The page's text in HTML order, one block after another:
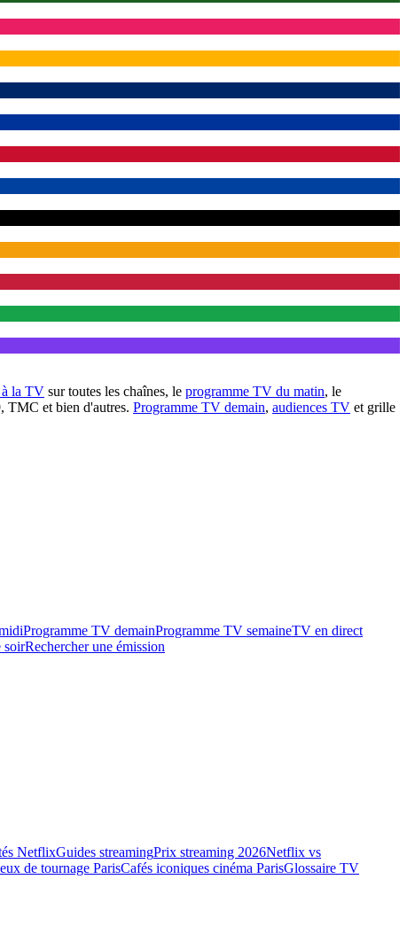
à la TV sur toutes les chaînes, le programme TV du matin, le
TMC et bien d'autres. Programme TV demain, audiences TV et grille
Programme TV demainProgramme TV semaineTV en direct
soirRechercher une émission
NetflixGuides streamingPrix streaming 2026Netflix vs
de tournage ParisCafés iconiques cinéma ParisGlossaire TV